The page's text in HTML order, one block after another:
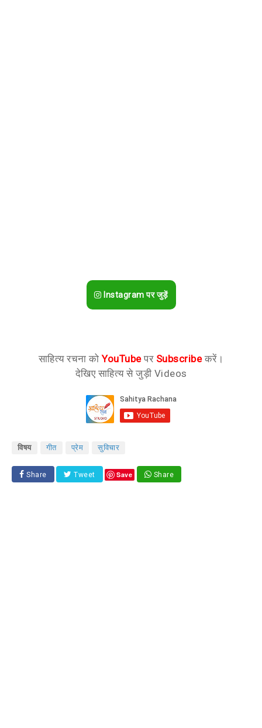
Instagram पर जुड़ें
साहित्य रचना कोYouTubeपर Subscribeकरें।
देखिए साहित्य से जुड़ी Videos
विषय गीत प्रेम सुविचार
Share Tweet Save Share